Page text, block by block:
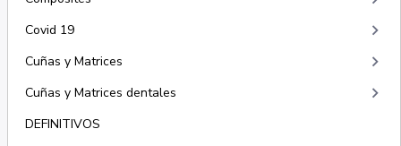
Covid 19 keyboard_arrow_right
Cuñas y Matrices keyboard_arrow_right
Cuñas y Matrices dentales keyboard_arrow_right
DEFINITIVOS